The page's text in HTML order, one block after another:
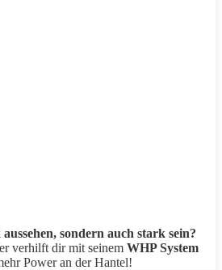
sondern auch stark sein?
verhilft dir mit seinem WHP System
Power an der Hantel!